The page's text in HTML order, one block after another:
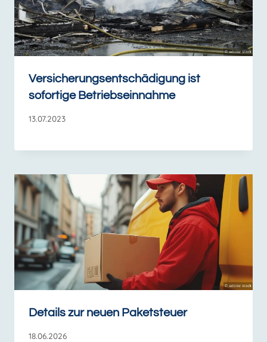
Versicherungsentschädigung ist
sofortige Betriebseinnahme
13.07.2023
Details zur neuen Paketsteuer
18.06.2026